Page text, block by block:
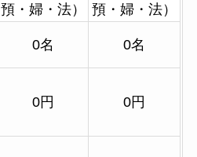
預・婦・法）
預・婦・法）
0名 0名
0円 0円